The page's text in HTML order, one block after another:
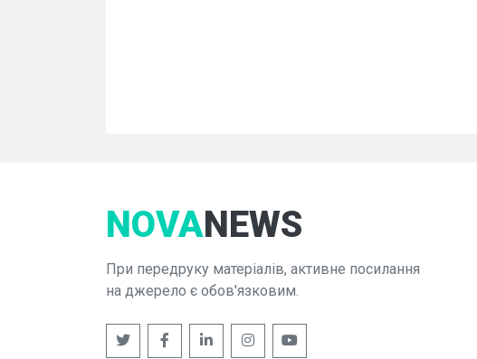
NOVANEWS
При передруку матеріалів, активне посилання
на джерело є обов'язковим.